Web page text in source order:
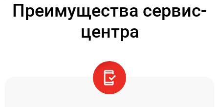
Преимущества сервис-
центра